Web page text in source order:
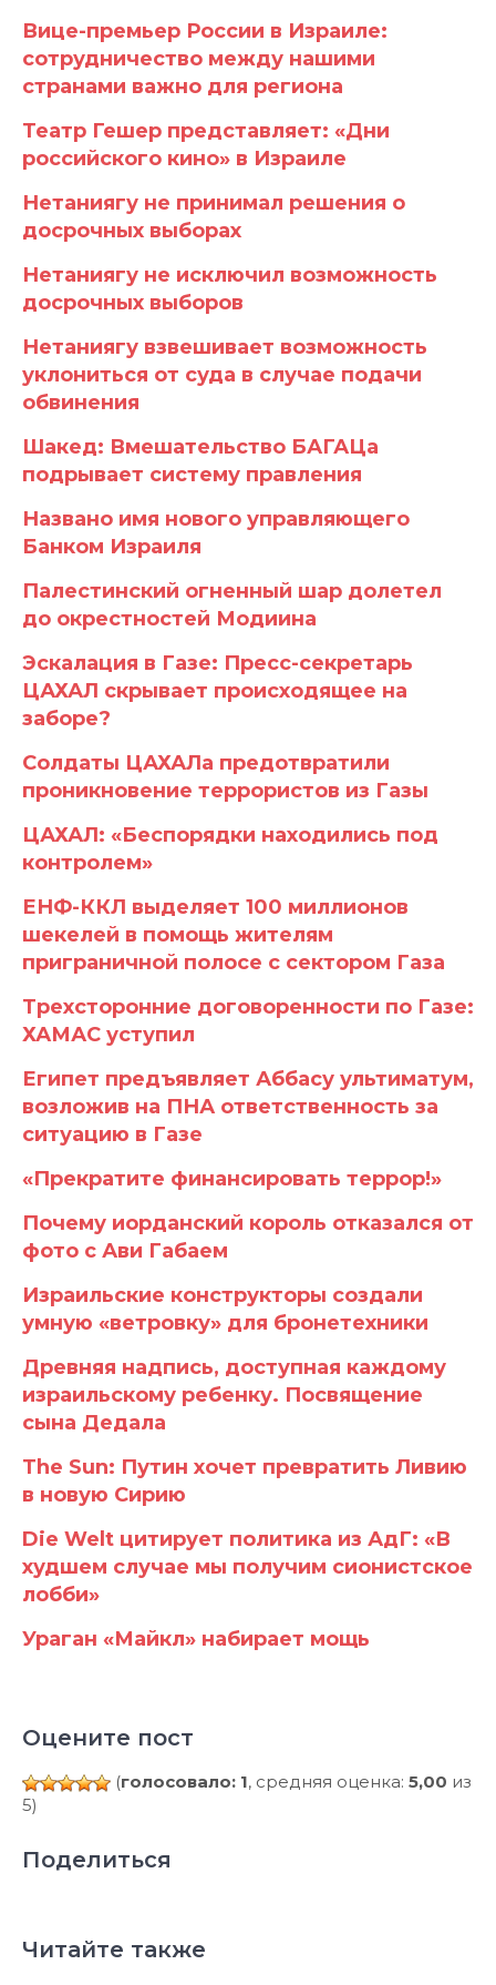
Вице-премьер России в Израиле:
сотрудничество между нашими
странами важно для региона
Театр Гешер представляет: «Дни
российского кино» в Израиле
Нетаниягу не принимал решения о
досрочных выборах
Нетаниягу не исключил возможность
досрочных выборов
Нетаниягу взвешивает возможность
уклониться от суда в случае подачи
обвинения
Шакед: Вмешательство БАГАЦа
подрывает систему правления
Названо имя нового управляющего
Банком Израиля
Палестинский огненный шар долетел
до окрестностей Модиина
Эскалация в Газе: Пресс-секретарь
ЦАХАЛ скрывает происходящее на
заборе?
Солдаты ЦАХАЛа предотвратили
проникновение террористов из Газы
ЦАХАЛ: «Беспорядки находились под
контролем»
ЕНФ-ККЛ выделяет 100 миллионов
шекелей в помощь жителям
приграничной полосе с сектором Газа
Трехсторонние договоренности по Газе:
ХАМАС уступил
Египет предъявляет Аббасу ультиматум,
возложив на ПНА ответственность за
ситуацию в Газе
«Прекратите финансировать террор!»
Почему иорданский король отказался от
фото с Ави Габаем
Израильские конструкторы создали
умную «ветровку» для бронетехники
Древняя надпись, доступная каждому
израильскому ребенку. Посвящение
сына Дедала
The Sun: Путин хочет превратить Ливию
в новую Сирию
Die Welt цитирует политика из АдГ: «В
худшем случае мы получим сионистское
лобби»
Ураган «Майкл» набирает мощь
Оцените пост
(голосовало: 1, средняя оценка: 5,00 из
5)
Поделиться
Читайте также